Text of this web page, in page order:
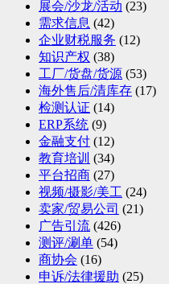
展会/沙龙/活动 (23)
需求信息 (42)
企业财税服务 (12)
知识产权 (38)
工厂/货盘/货源 (53)
海外售后/清库存 (17)
检测认证 (14)
ERP系统 (9)
金融支付 (12)
教育培训 (34)
平台招商 (27)
视频/摄影/美工 (24)
卖家/贸易公司 (21)
广告引流 (426)
测评/涮单 (54)
商协会 (16)
申诉/法律援助 (25)